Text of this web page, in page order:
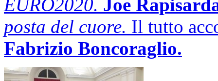
EURO2020. Joe
posta del cuore. Il tutto
Fabrizio Boncoraglio.